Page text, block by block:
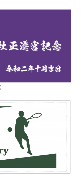
）